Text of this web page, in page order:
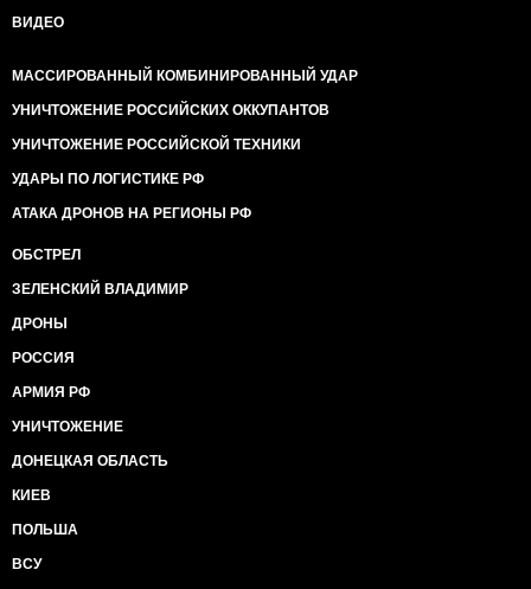
ВИДЕО
МАССИРОВАННЫЙ КОМБИНИРОВАННЫЙ УДАР
УНИЧТОЖЕНИЕ РОССИЙСКИХ ОККУПАНТОВ
УНИЧТОЖЕНИЕ РОССИЙСКОЙ ТЕХНИКИ
УДАРЫ ПО ЛОГИСТИКЕ РФ
АТАКА ДРОНОВ НА РЕГИОНЫ РФ
ОБСТРЕЛ
ЗЕЛЕНСКИЙ ВЛАДИМИР
ДРОНЫ
РОССИЯ
АРМИЯ РФ
УНИЧТОЖЕНИЕ
ДОНЕЦКАЯ ОБЛАСТЬ
КИЕВ
ПОЛЬША
ВСУ